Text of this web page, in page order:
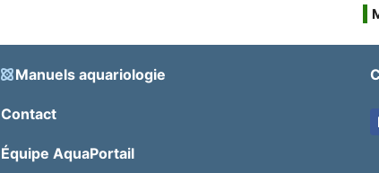
Manuels aquariologie
Contact
Équipe AquaPortail